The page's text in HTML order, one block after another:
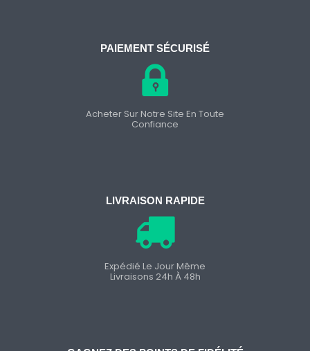
PAIEMENT SÉCURISÉ
Acheter Sur Notre Site En Toute
Confiance
LIVRAISON RAPIDE
Expédié Le Jour Même
Livraisons 24h À 48h